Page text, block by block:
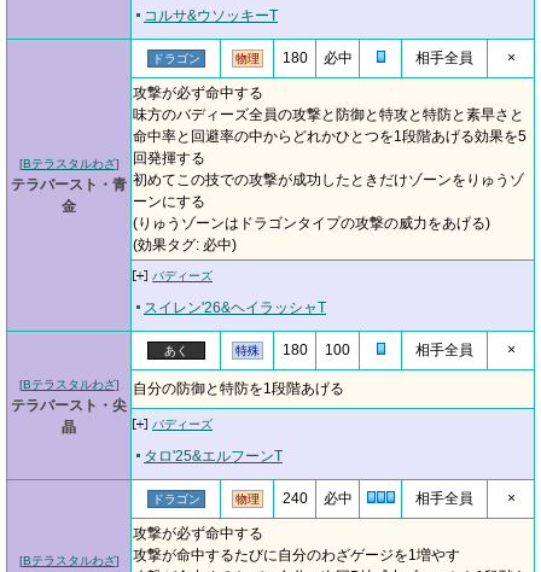
コルサ&ウソッキーT
[Bテラスタルわざ]
テラバースト・青
金
ドラゴン 物理 180 必中 相手全員 ×
攻撃が必ず命中する
味方のバディーズ全員の攻撃と防御と特攻と特防と素早さと
命中率と回避率の中からどれかひとつを1段階あげる効果を5
回発揮する
初めてこの技での攻撃が成功したときだけゾーンをりゅうゾ
ーンにする
(りゅうゾーンはドラゴンタイプの攻撃の威力をあげる)
(効果タグ: 必中)
バディーズ
スイレン'26&ヘイラッシャT
[Bテラスタルわざ]
テラバースト・尖
晶
あく 特殊 180 100 相手全員 ×
自分の防御と特防を1段階あげる
バディーズ
タロ'25&エルフーンT
[Bテラスタルわざ]
ドラゴン 物理 240 必中 相手全員 ×
攻撃が必ず命中する
攻撃が命中するたびに自分のわざゲージを1増やす